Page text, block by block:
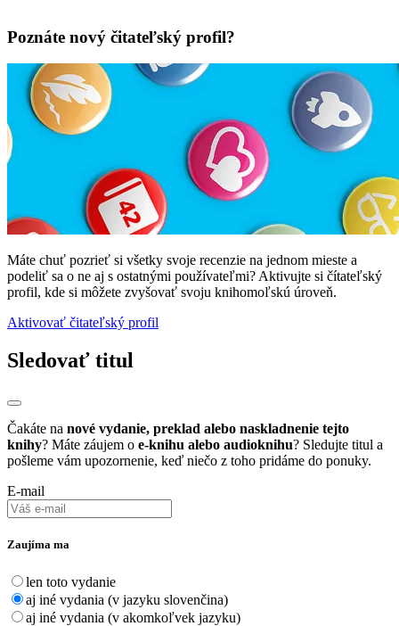
Poznáte nový čitateľský profil?
Máte chuť pozrieť si všetky svoje recenzie na jednom mieste a
podeliť sa o ne aj s ostatnými používateľmi? Aktivujte si čítateľský
profil, kde si môžete zvyšovať svoju knihomoľskú úroveň.
Aktivovať čitateľský profil
Sledovať titul
Čakáte na nové vydanie, preklad alebo naskladnenie tejto
knihy? Máte záujem o e-knihu alebo audioknihu? Sledujte titul a
pošleme vám upozornenie, keď niečo z toho pridáme do ponuky.
E-mail
Zaujíma ma
len toto vydanie
aj iné vydania (v jazyku slovenčina)
aj iné vydania (v akomkoľvek jazyku)